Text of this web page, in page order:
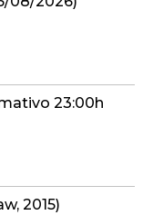
23:00h
2015)